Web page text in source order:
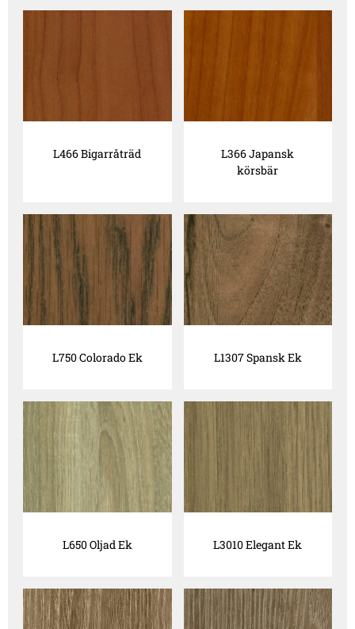
L466 Bigarråträd
L366 Japansk
körsbär
L750 Colorado Ek L1307 Spansk Ek
L650 Oljad Ek L3010 Elegant Ek